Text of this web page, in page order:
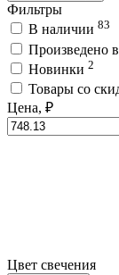
Фильтры
В наличии 83
Произведено
Новинки 2
Товары со
Цена, ₽
Цвет свечения